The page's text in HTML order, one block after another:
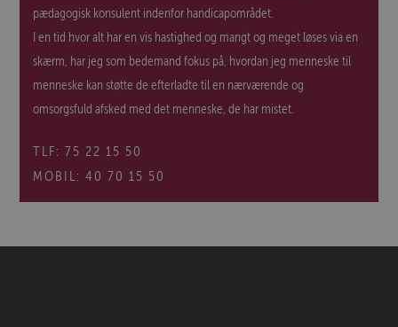
pædagogisk konsulent indenfor handicapområdet.
I en tid hvor alt har en vis hastighed og mangt og meget løses via en
skærm, har jeg som bedemand fokus på, hvordan jeg menneske til
menneske kan støtte de efterladte til en nærværende og
omsorgsfuld afsked med det menneske, de har mistet.
TLF:75 22 15 50
MOBIL:40 70 15 50